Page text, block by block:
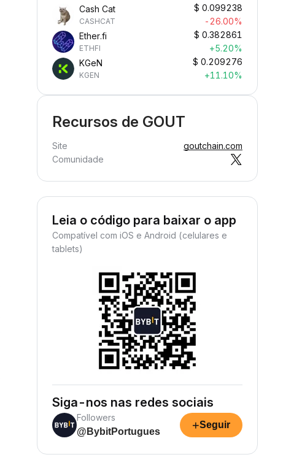
Cash Cat
CASHCAT
$ 0.099238
-26.00%
Ether.fi
ETHFI
$ 0.382861
+5.20%
KGeN
KGEN
$ 0.209276
+11.10%
Recursos de GOUT
Site
goutchain.com
Comunidade
Leia o código para baixar o app
Compatível com iOS e Android (celulares e
tablets)
Siga-nos nas redes sociais
Followers
@BybitPortugues
+Seguir